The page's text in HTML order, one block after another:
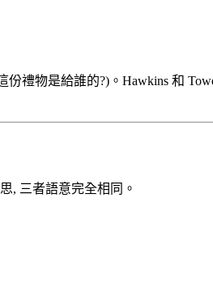
份禮物是給誰的?)。Hawkins 和
, 三者語意完全相同。